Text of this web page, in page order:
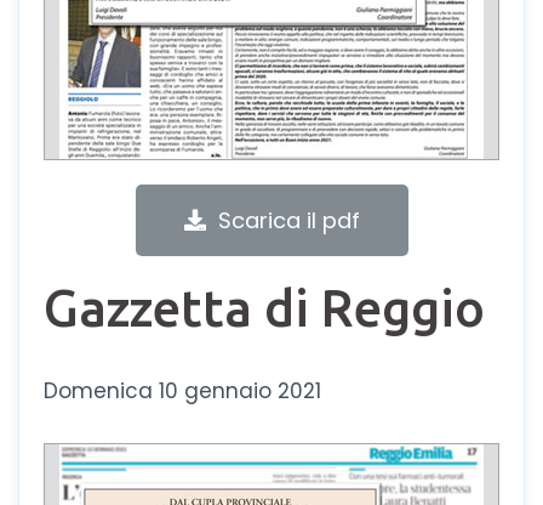
Scarica il pdf
Gazzetta di Reggio
Domenica 10 gennaio 2021